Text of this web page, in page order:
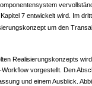
7 entwickelt wird. Im
um den
Realisierungskonzepts
vorgestellt. Den
und einem Ausblick.